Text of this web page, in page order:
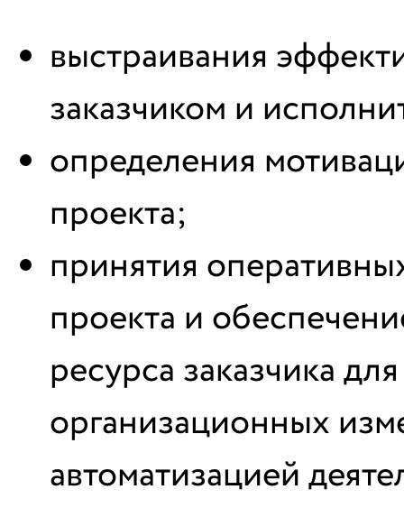
выстраивания
заказчиком и
определения
проекта;
принятия
проекта и
ресурса заказчика
организационных
автоматизацией